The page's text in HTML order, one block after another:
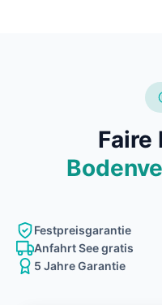
Faire
Festpreisgarantie
Anfahrt See gratis
5 Jahre Garantie